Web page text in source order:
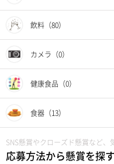
飲料（80）
カメラ（0）
健康食品（0）
食器（13）
SNS懸賞やクローズド懸賞など、
応募方法から懸賞を探す